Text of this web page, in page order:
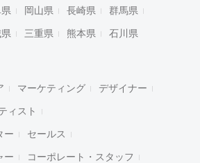
岡山県 長崎県 群馬県
三重県 熊本県 石川県
マーケティング デザイナー
ィスト
ー セールス
ー コーポレート・スタッフ